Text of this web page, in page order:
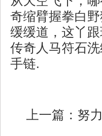
奇缩臂握拳白
缓缓道，这丫
传奇人马符石
手链.
上一篇： 努